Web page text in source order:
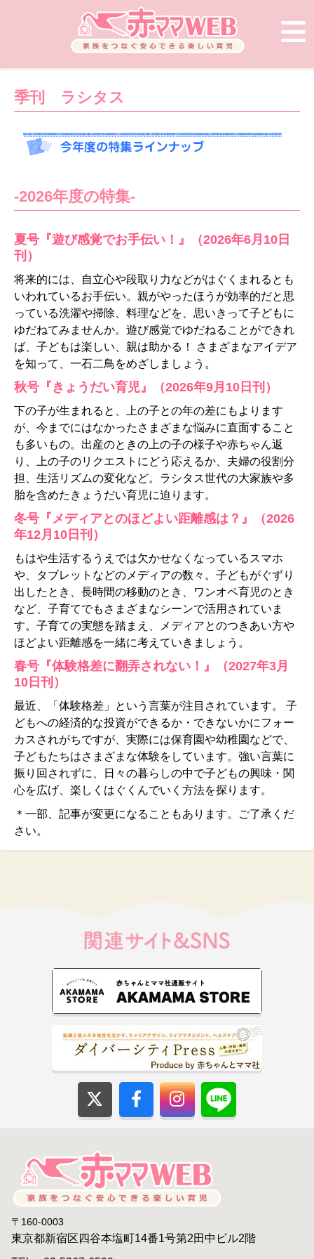
季刊 ラシタス
-2026年度の特集-
夏号『遊び感覚でお手伝い！』（2026年6月10日
刊）
将来的には、自立心や段取り力などがはぐくまれるとも
いわれているお手伝い。親がやったほうが効率的だと思
っている洗濯や掃除、料理などを、思いきって子どもに
ゆだねてみませんか。遊び感覚でゆだねることができれ
ば、子どもは楽しい、親は助かる！ さまざまなアイデア
を知って、一石二鳥をめざしましょう。
秋号『きょうだい育児』（2026年9月10日刊）
下の子が生まれると、上の子との年の差にもよります
が、今までにはなかったさまざまな悩みに直面すること
も多いもの。出産のときの上の子の様子や赤ちゃん返
り、上の子のリクエストにどう応えるか、夫婦の役割分
担、生活リズムの変化など。ラシタス世代の大家族や多
胎を含めたきょうだい育児に迫ります。
冬号『メディアとのほどよい距離感は？』（2026
年12月10日刊）
もはや生活するうえでは欠かせなくなっているスマホ
や、タブレットなどのメディアの数々。子どもがぐずり
出したとき、長時間の移動のとき、ワンオペ育児のとき
など、子育てでもさまざまなシーンで活用されていま
す。子育ての実態を踏まえ、メディアとのつきあい方や
ほどよい距離感を一緒に考えていきましょう。
春号『体験格差に翻弄されない！』（2027年3月
10日刊）
最近、「体験格差」という言葉が注目されています。 子
どもへの経済的な投資ができるか・できないかにフォー
カスされがちですが、実際には保育園や幼稚園などで、
子どもたちはさまざまな体験をしています。強い言葉に
振り回されずに、日々の暮らしの中で子どもの興味・関
心を広げ、楽しくはぐくんでいく方法を探ります。
＊一部、記事が変更になることもあります。ご了承くだ
さい。
〒160-0003
東京都新宿区四谷本塩町14番1号第2田中ビル2階